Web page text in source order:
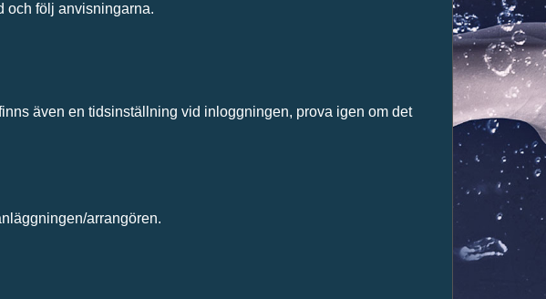
och följ anvisningarna.
även en tidsinställning vid inloggningen, prova igen om det
arrangören.